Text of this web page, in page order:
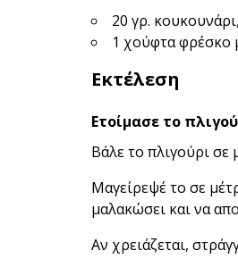
20 γρ.
1 χούφτα φρέσκο
Εκτέλεση
Ετοίμασε το
Βάλε το πλιγούρι
Μαγείρεψέ το σε
μαλακώσει και να
Αν χρειάζεται,